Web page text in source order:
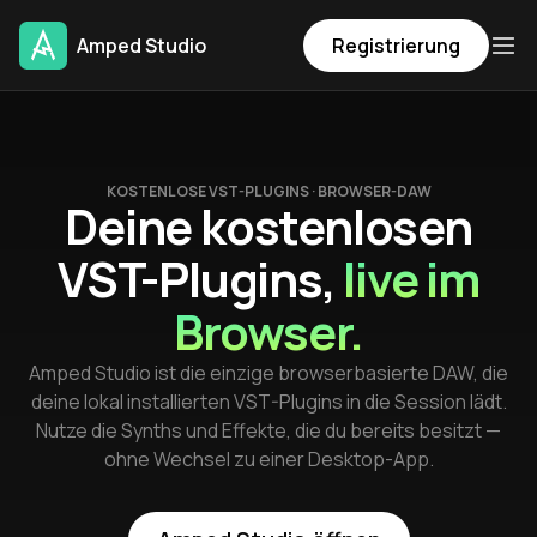
Amped Studio Registrierung
KOSTENLOSE VST-PLUGINS · BROWSER-DAW
Deine kostenlosen
VST-Plugins, live im
Browser.
Amped Studio ist die einzige browserbasierte DAW, die
deine lokal installierten VST-Plugins in die Session lädt.
Nutze die Synths und Effekte, die du bereits besitzt —
ohne Wechsel zu einer Desktop-App.